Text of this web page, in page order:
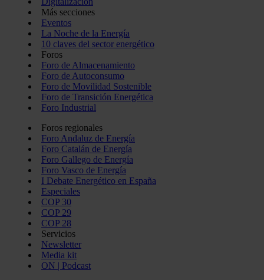
Más secciones
Eventos
La Noche de la Energía
10 claves del sector energético
Foros
Foro de Almacenamiento
Foro de Autoconsumo
Foro de Movilidad Sostenible
Foro de Transición Energética
Foro Industrial
Foros regionales
Foro Andaluz de Energía
Foro Catalán de Energía
Foro Gallego de Energía
Foro Vasco de Energía
I Debate Energético en España
Especiales
COP 30
COP 29
COP 28
Servicios
Newsletter
Media kit
ON | Podcast